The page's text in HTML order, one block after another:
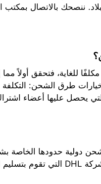
ننصحك بالاتصال
للغاية، فتحقق أولاً
طرق الشحن: التكلفة
يحصل عليها أعضاء
حدودها الخاصة